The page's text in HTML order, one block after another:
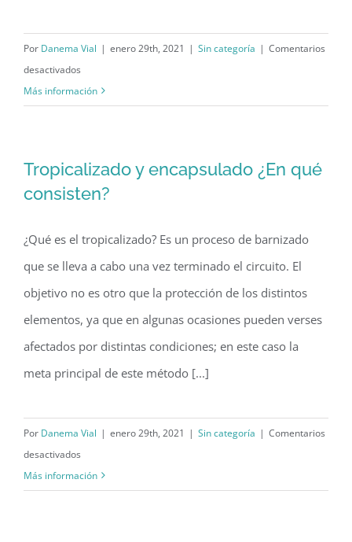
Por Danema Vial | enero 29th, 2021 | Sin categoría | Comentarios
desactivados
Cableado
conectores
electrónicos
Más información
Tropicalizado y encapsulado ¿En qué
consisten?
¿Qué es el tropicalizado? Es un proceso de barnizado
que se lleva a cabo una vez terminado el circuito. El
objetivo no es otro que la protección de los distintos
elementos, ya que en algunas ocasiones pueden verses
afectados por distintas condiciones; en este caso la
meta principal de este método [...]
Por Danema Vial | enero 29th, 2021 | Sin categoría | Comentarios
desactivados
Tropicalizado
Más información